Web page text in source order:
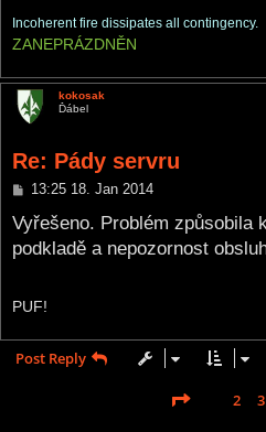
Incoherent fire dissipates all contingency.
ZANEPRÁZDNĚN
kokosak
Ďábel
Re: Pády servru
P
s
t
13:25 18. Jan 2014
Vyřešeno. Problém způsobila
podkladě a nepozornost
PUF!
Post Reply
1of 16
2 3